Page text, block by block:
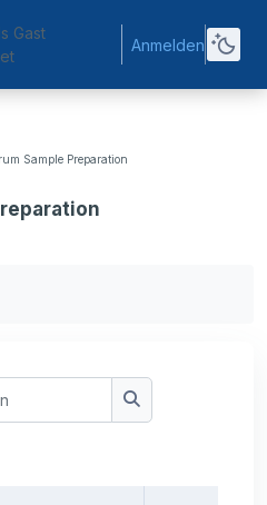
Gast
Anmelden
Sample Preparation
Foren